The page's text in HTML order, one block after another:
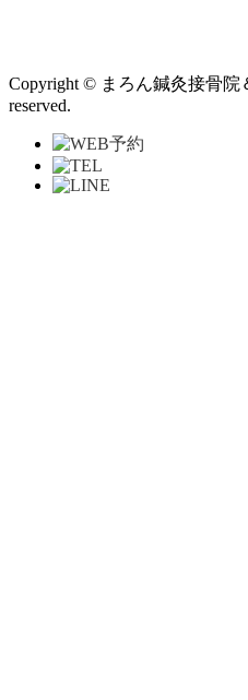
Copyright © まろん鍼灸接骨院
reserved.